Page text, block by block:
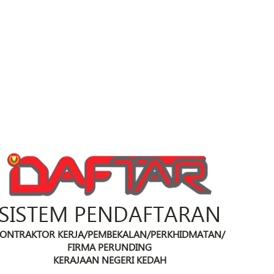
PENDAFTARAN
KERJA/PEMBEKALAN/PERKHIDMATAN/
FIRMA PERUNDING
KERAJAAN NEGERI KEDAH